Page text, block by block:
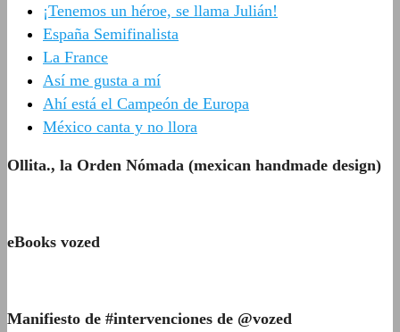
¡Tenemos un héroe, se llama Julián!
España Semifinalista
La France
Así me gusta a mí
Ahí está el Campeón de Europa
México canta y no llora
Ollita., la Orden Nómada (mexican handmade design)
eBooks vozed
Manifiesto de #intervenciones de @vozed